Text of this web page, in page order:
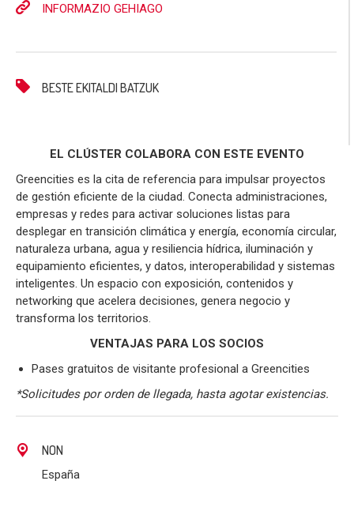
INFORMAZIO GEHIAGO
BESTE EKITALDI BATZUK
EL CLÚSTER COLABORA CON ESTE EVENTO
Greencities es la cita de referencia para impulsar proyectos
de gestión eficiente de la ciudad. Conecta administraciones,
empresas y redes para activar soluciones listas para
desplegar en transición climática y energía, economía circular,
naturaleza urbana, agua y resiliencia hídrica, iluminación y
equipamiento eficientes, y datos, interoperabilidad y sistemas
inteligentes. Un espacio con exposición, contenidos y
networking que acelera decisiones, genera negocio y
transforma los territorios.
VENTAJAS PARA LOS SOCIOS
Pases gratuitos de visitante profesional a Greencities
*Solicitudes por orden de llegada, hasta agotar existencias.
NON
España